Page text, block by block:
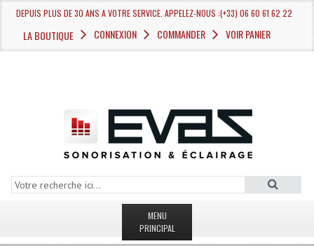
DEPUIS PLUS DE 30 ANS A VOTRE SERVICE. APPELEZ-NOUS :(+33) 06 60 61 62 22
LA BOUTIQUE CONNEXION COMMANDER VOIR PANIER
MENU
PRINCIPAL